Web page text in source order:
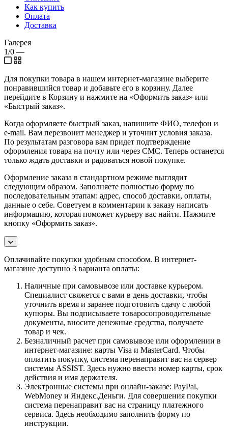
Как купить
Оплата
Доставка
Галерея
1/0 —
Для покупки товара в нашем интернет-магазине выберите
понравившийся товар и добавьте его в корзину. Далее
перейдите в Корзину и нажмите на «Оформить заказ» или
«Быстрый заказ».
Когда оформляете быстрый заказ, напишите ФИО, телефон и
e-mail. Вам перезвонит менеджер и уточнит условия заказа.
По результатам разговора вам придет подтверждение
оформления товара на почту или через СМС. Теперь останется
только ждать доставки и радоваться новой покупке.
Оформление заказа в стандартном режиме выглядит
следующим образом. Заполняете полностью форму по
последовательным этапам: адрес, способ доставки, оплаты,
данные о себе. Советуем в комментарии к заказу написать
информацию, которая поможет курьеру вас найти. Нажмите
кнопку «Оформить заказ».
Оплачивайте покупки удобным способом. В интернет-
магазине доступно 3 варианта оплаты:
Наличные при самовывозе или доставке курьером.
Специалист свяжется с вами в день доставки, чтобы
уточнить время и заранее подготовить сдачу с любой
купюры. Вы подписываете товаросопроводительные
документы, вносите денежные средства, получаете
товар и чек.
Безналичный расчет при самовывозе или оформлении в
интернет-магазине: карты Visa и MasterCard. Чтобы
оплатить покупку, система перенаправит вас на сервер
системы ASSIST. Здесь нужно ввести номер карты, срок
действия и имя держателя.
Электронные системы при онлайн-заказе: PayPal,
WebMoney и Яндекс.Деньги. Для совершения покупки
система перенаправит вас на страницу платежного
сервиса. Здесь необходимо заполнить форму по
инструкции.